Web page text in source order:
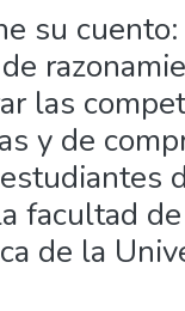
su
las
y de
facultad
de la